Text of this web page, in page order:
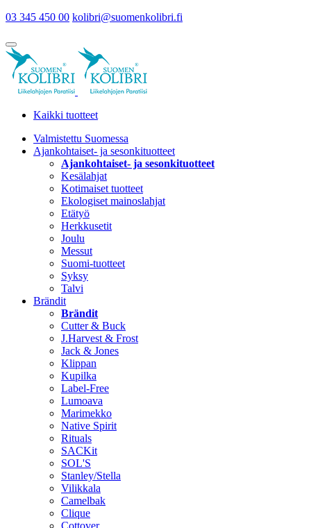
03 345 450 00 kolibri@suomenkolibri.fi
Kaikki tuotteet
Valmistettu Suomessa
Ajankohtaiset- ja sesonkituotteet
Ajankohtaiset- ja sesonkituotteet
Kesälahjat
Kotimaiset tuotteet
Ekologiset mainoslahjat
Etätyö
Herkkusetit
Joulu
Messut
Suomi-tuotteet
Syksy
Talvi
Brändit
Brändit
Cutter & Buck
J.Harvest & Frost
Jack & Jones
Klippan
Kupilka
Label-Free
Lumoava
Marimekko
Native Spirit
Rituals
SACKit
SOL'S
Stanley/Stella
Vilikkala
Camelbak
Clique
Cottover